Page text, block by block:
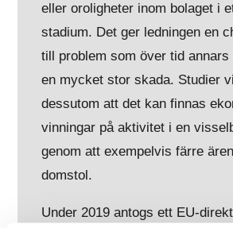
eller oroligheter inom bolaget i
stadium. Det ger ledningen en
till problem som över tid
en mycket stor skada. Studier
dessutom att det kan finnas
vinningar på aktivitet i en
genom att exempelvis färre
domstol.
Under 2019 antogs ett EU-